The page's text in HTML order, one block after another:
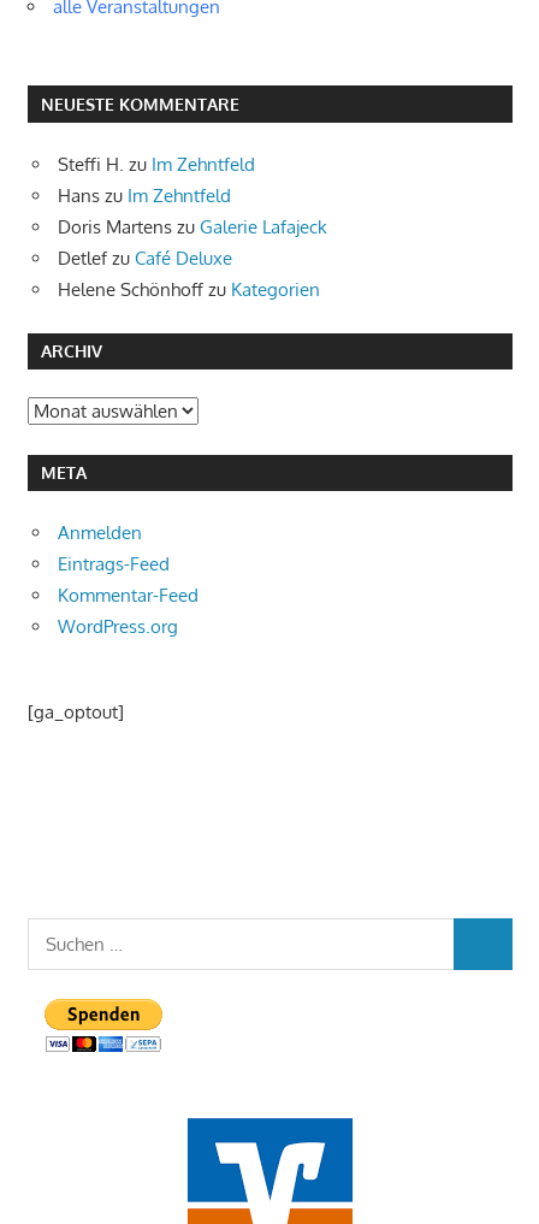
alle Veranstaltungen
NEUESTE KOMMENTARE
Steffi H. zu Im Zehntfeld
Hans zu Im Zehntfeld
Doris Martens zu Galerie Lafajeck
Detlefzu Café Deluxe
Helene Schönhoff zu Kategorien
ARCHIV
Archiv
META
Anmelden
Eintrags-Feed
Kommentar-Feed
WordPress.org
[ga_optout]
Suchen
nach: